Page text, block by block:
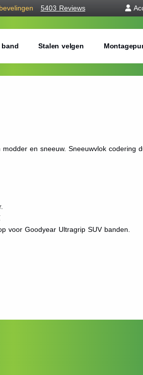
5403 Reviews
band Stalen velgen
en sneeuw. Sneeuwvlok codering
voor Goodyear Ultragrip SUV banden.